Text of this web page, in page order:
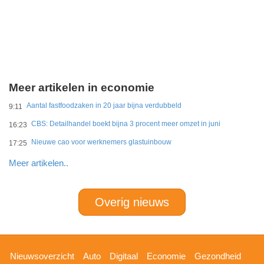
Meer artikelen in economie
9:11 Aantal fastfoodzaken in 20 jaar bijna verdubbeld
16:23 CBS: Detailhandel boekt bijna 3 procent meer omzet in juni
17:25 Nieuwe cao voor werknemers glastuinbouw
Meer artikelen..
Overig nieuws
Hoofdnavigatie
Nieuwsoverzicht Auto Digitaal Economie Gezondheid